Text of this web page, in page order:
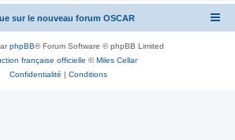
sur le nouveau forum OSCAR
phpBB® Forum Software © phpBB Limited
française officielle ©Miles Cellar
Confidentialité | Conditions